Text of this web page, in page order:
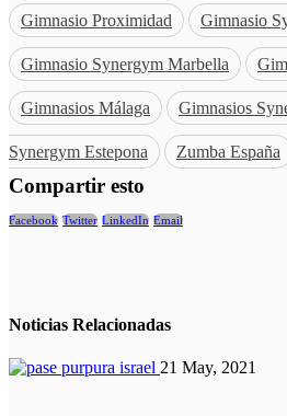
Gimnasio Proximidad Gimnasio
Gimnasio Synergym Marbella
Gimnasios Málaga Gimnasios
Synergym Estepona Zumba España
Compartir esto
Facebook Twitter LinkedIn Email
Noticias Relacionadas
21 May, 2021